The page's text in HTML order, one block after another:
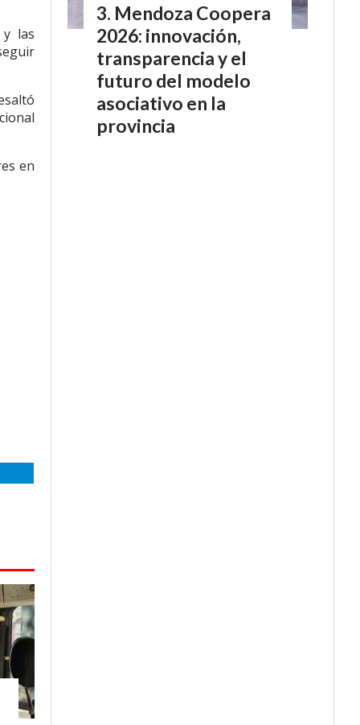
y las
en
Mendoza Coopera
2026: innovación,
transparencia y el
futuro del modelo
asociativo en la
provincia